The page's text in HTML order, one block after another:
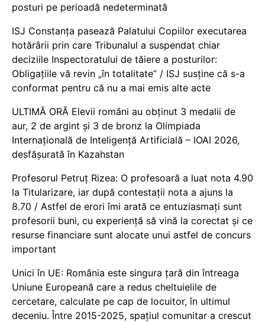
posturi pe perioadă nedeterminată
ISJ Constanța pasează Palatului Copiilor executarea
hotărârii prin care Tribunalul a suspendat chiar
deciziile Inspectoratului de tăiere a posturilor:
Obligațiile vă revin „în totalitate” / ISJ susține că s-a
conformat pentru că nu a mai emis alte acte
ULTIMĂ ORĂ Elevii români au obținut 3 medalii de
aur, 2 de argint și 3 de bronz la Olimpiada
Internațională de Inteligență Artificială – IOAI 2026,
desfășurată în Kazahstan
Profesorul Petruț Rizea: O profesoară a luat nota 4.90
la Titularizare, iar după contestații nota a ajuns la
8.70 / Astfel de erori îmi arată ce entuziasmați sunt
profesorii buni, cu experiență să vină la corectat și ce
resurse financiare sunt alocate unui astfel de concurs
important
Unici în UE: România este singura țară din întreaga
Uniune Europeană care a redus cheltuielile de
cercetare, calculate pe cap de locuitor, în ultimul
deceniu. Între 2015-2025, spațiul comunitar a crescut